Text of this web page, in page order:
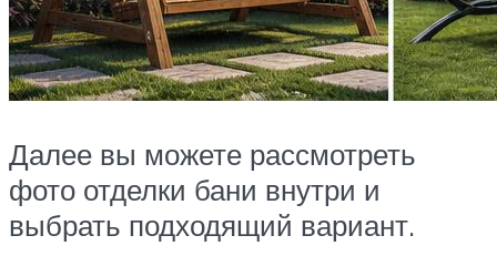
Далее вы можете рассмотреть
фото отделки бани внутри и
выбрать подходящий вариант.